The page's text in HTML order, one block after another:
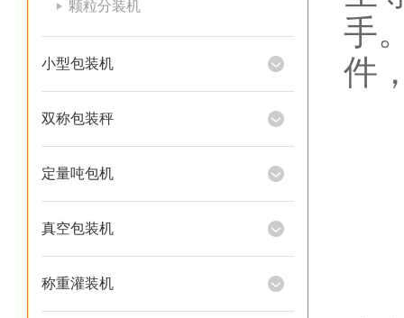
颗粒分装机
小型包装机
双称包装秤
定量吨包机
真空包装机
称重灌装机
手
件